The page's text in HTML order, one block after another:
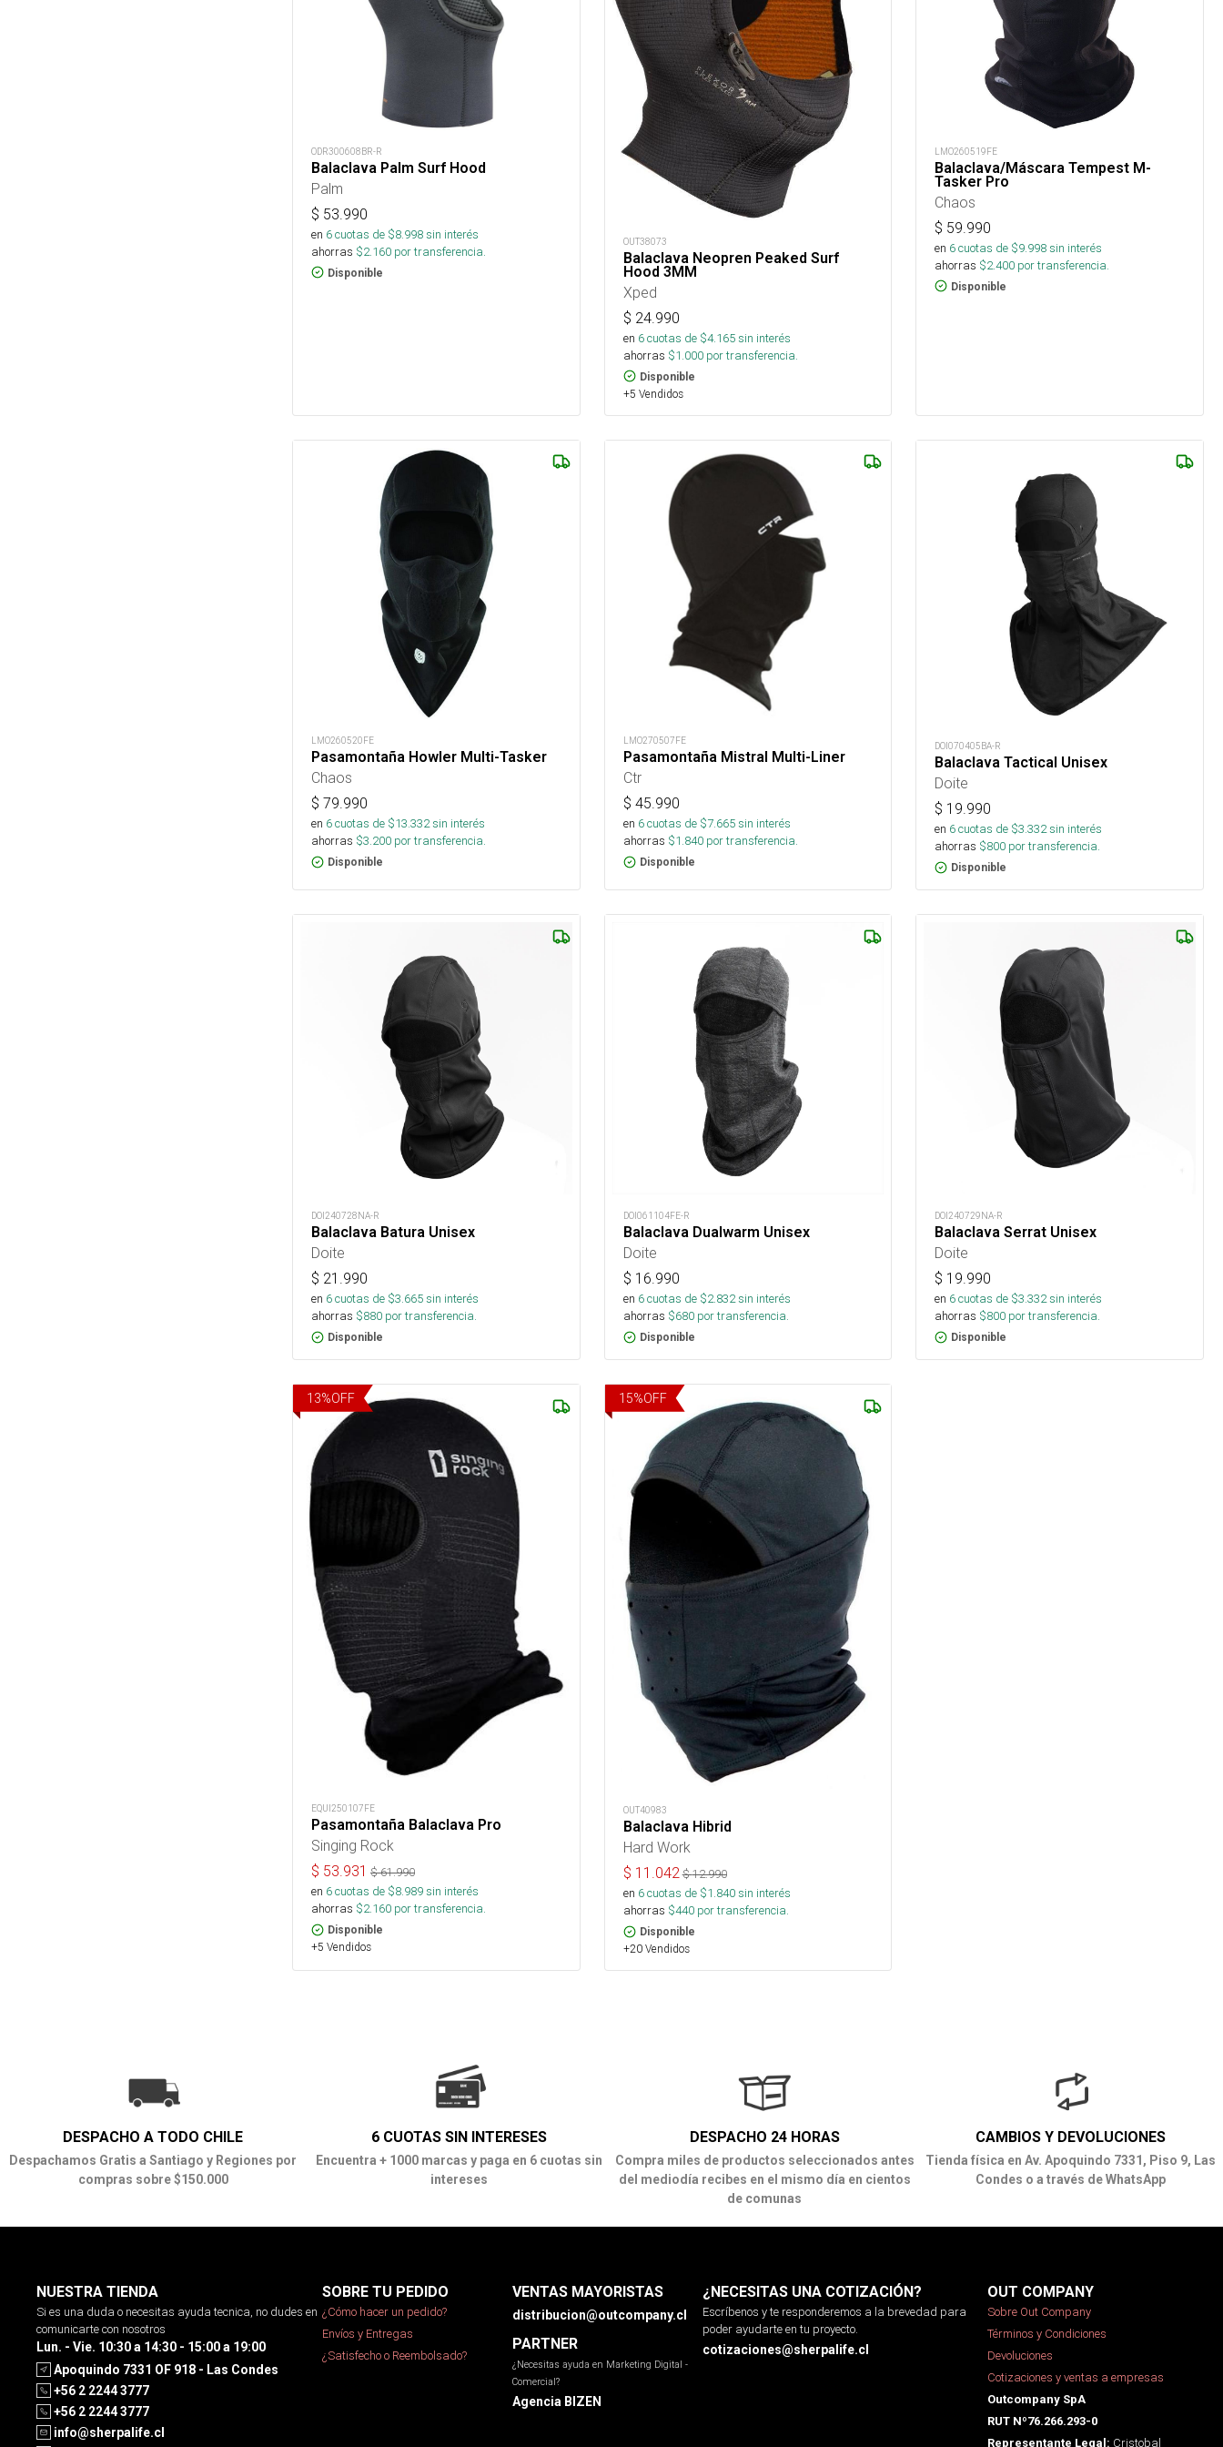
ODR300608BR-R
Balaclava Palm Surf Hood
Palm
$ 53.990
en 6cuotas de $8.998sin interés
ahorras $2.160 por transferencia.
Disponible
OUT38073
Balaclava Neopren Peaked Surf
Hood 3MM
Xped
$ 24.990
en 6cuotas de $4.165sin interés
ahorras $1.000por transferencia.
Disponible
+5 Vendidos
LMO260519FE
Balaclava/Máscara Tempest M-
Tasker Pro
Chaos
$ 59.990
en 6cuotas de $9.998sin interés
ahorras $2.400 por transferencia.
Disponible
LMO260520FE
Pasamontaña Howler Multi-Tasker
Chaos
$ 79.990
en 6cuotas de $13.332sin interés
ahorras $3.200 por transferencia.
Disponible
LMO270507FE
Pasamontaña Mistral Multi-Liner
Ctr
$ 45.990
en 6cuotas de $7.665sin interés
ahorras $1.840por transferencia.
Disponible
DOI070405BA-R
Balaclava Tactical Unisex
Doite
$ 19.990
en 6cuotas de $3.332sin interés
ahorras $800 por transferencia.
Disponible
DOI240728NA-R
Balaclava Batura Unisex
Doite
$ 21.990
en 6cuotas de $3.665sin interés
ahorras $880 por transferencia.
Disponible
DOI061104FE-R
Balaclava Dualwarm Unisex
Doite
$ 16.990
en 6cuotas de $2.832sin interés
ahorras $680por transferencia.
Disponible
DOI240729NA-R
Balaclava Serrat Unisex
Doite
$ 19.990
en 6cuotas de $3.332sin interés
ahorras $800 por transferencia.
Disponible
13%OFF
EQUI250107FE
Pasamontaña Balaclava Pro
Singing Rock
$ 53.931 $61.990
en 6cuotas de $8.989sin interés
ahorras $2.160 por transferencia.
Disponible
+5 Vendidos
15%OFF
OUT40983
Balaclava Hibrid
Hard Work
$ 11.042 $12.990
en 6cuotas de $1.840sin interés
ahorras $440por transferencia.
Disponible
+20 Vendidos
DESPACHO A TODO CHILE
Despachamos Gratis a Santiago y Regiones por
compras sobre $150.000
6 CUOTAS SIN INTERESES
Encuentra + 1000 marcas y paga en 6 cuotas sin
intereses
DESPACHO 24 HORAS
Compra miles de productos seleccionados antes
del mediodía recibes en el mismo día en cientos
de comunas
CAMBIOS Y DEVOLUCIONES
Tienda física en Av. Apoquindo 7331, Piso 9, Las
Condes o a través de WhatsApp
NUESTRA TIENDA
Si es una duda o necesitas ayuda tecnica, no dudes en
comunicarte con nosotros
Lun. - Vie. 10:30 a 14:30 - 15:00 a 19:00
Apoquindo 7331 OF 918 - Las Condes
+56 2 2244 3777
+56 2 2244 3777
info@sherpalife.cl
SOBRE TU PEDIDO
¿Cómo hacer un pedido?
Envíos y Entregas
¿Satisfecho o Reembolsado?
VENTAS MAYORISTAS
distribucion@outcompany.cl
PARTNER
¿Necesitas ayuda en Marketing Digital -
Comercial?
Agencia BIZEN
¿NECESITAS UNA COTIZACIÓN?
Escríbenos y te responderemos a la brevedad para
poder ayudarte en tu proyecto.
cotizaciones@sherpalife.cl
OUT COMPANY
Sobre Out Company
Términos y Condiciones
Devoluciones
Cotizaciones y ventas a empresas
Outcompany SpA
RUT Nº76.266.293-0
Representante Legal: Cristobal